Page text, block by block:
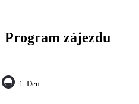
Program zájezdu
1. Den